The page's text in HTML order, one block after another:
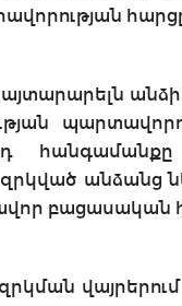
զրկված անձանց
զրկման